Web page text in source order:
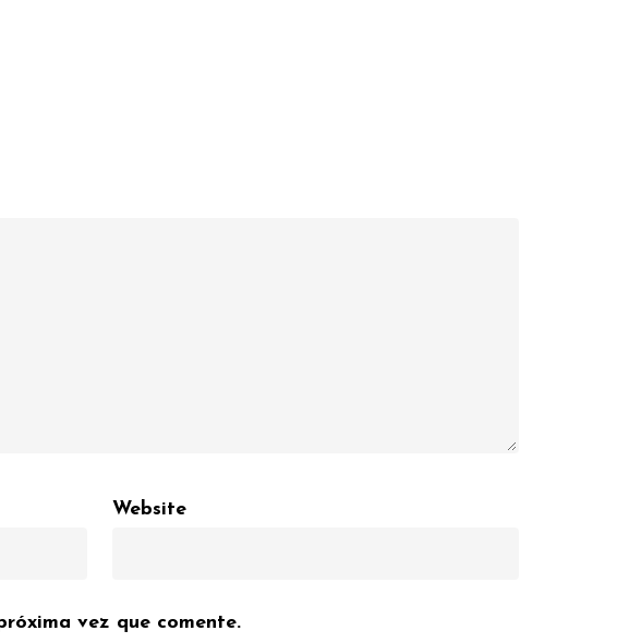
Website
vez que comente.